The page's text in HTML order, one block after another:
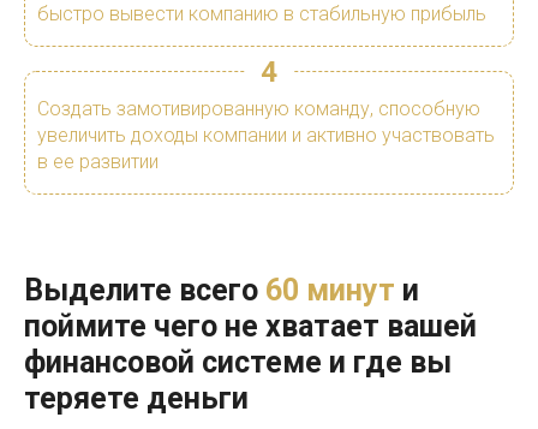
быстро вывести компанию в стабильную прибыль
4
Создать замотивированную команду, способную
увеличить доходы компании и активно участвовать
в ее развитии
Выделите всего 60 минут и
поймите чего не хватает вашей
финансовой системе и где вы
теряете деньги